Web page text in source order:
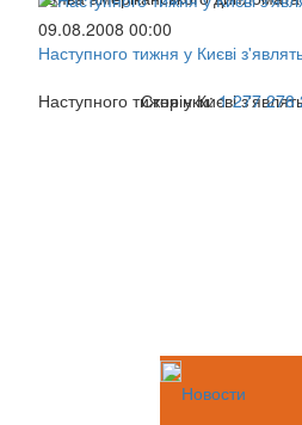
09.08.2008 00:00
Наступного тижня у Києві
Наступного тижня у Києві
Сторінки: 1 277 278
Новости